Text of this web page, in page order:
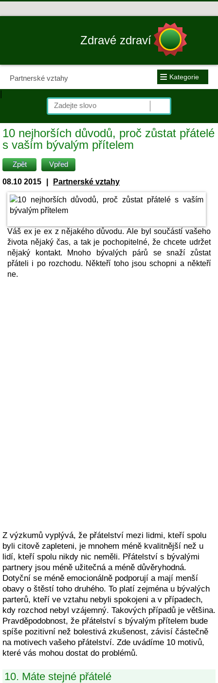
Zdravé zdraví
Partnerské vztahy ≡ Kategorie
|
10 nejhorších důvodů, proč zůstat přátelé
s vaším bývalým přítelem
Zpět Vpřed
08.10 2015 Partnerské vztahy
Váš ex je ex z nějakého důvodu. Ale byl součástí vašeho
života nějaký čas, a tak je pochopitelné, že chcete udržet
nějaký kontakt. Mnoho bývalých párů se snaží zůstat
přáteli i po rozchodu. Někteří toho jsou schopni a někteří
ne.
Z výzkumů vyplývá, že přátelství mezi lidmi, kteří spolu
byli citově zapleteni, je mnohem méně kvalitnější než u
lidí, kteří spolu nikdy nic neměli. Přátelství s bývalými
partnery jsou méně užitečná a méně důvěryhodná.
Dotyční se méně emocionálně podporují a mají menší
obavy o štěstí toho druhého. To platí zejména u bývalých
parterů, kteří ve vztahu nebyli spokojeni a v případech,
kdy rozchod nebyl vzájemný. Takových případů je většina.
Pravděpodobnost, že přátelství s bývalým přítelem bude
spíše pozitivní než bolestivá zkušenost, závisí částečně
na motivech vašeho přátelství. Zde uvádíme 10 motivů,
které vás mohou dostat do problémů.
10. Máte stejné přátelé